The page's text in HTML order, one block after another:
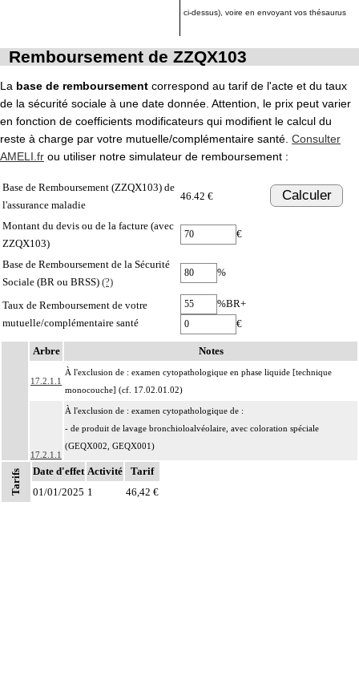
ci-dessus), voire en envoyant vos thésaurus
Remboursement de ZZQX103
La base de remboursement correspond au tarif de l'acte et du taux
de la sécurité sociale à une date donnée. Attention, le prix peut varier
en fonction de coefficients modificateurs qui modifient le calcul du
reste à charge par votre mutuelle/complémentaire santé. Consulter
AMELI.fr ou utiliser notre simulateur de remboursement :
Base de Remboursement (ZZQX103) de
l'assurance maladie
46.42 € Calculer
Montant du devis ou de la facture (avec
ZZQX103)
€
Base de Remboursement de la Sécurité
Sociale (BR ou BRSS) (?)
%
Taux de Remboursement de votre
mutuelle/complémentaire santé
%BR+
€
Arbre Notes
17.2.1.1
À l'exclusion de : examen cytopathologique en phase liquide [technique
monocouche] (cf. 17.02.01.02)
17.2.1.1
À l'exclusion de : examen cytopathologique de :
- de produit de lavage bronchioloalvéolaire, avec coloration spéciale
(GEQX002, GEQX001)
- prélèvement du col de l'utérus (JKQX001, JKQX027)
- de l'étalement de produit de brossage, de grattage ou d'écouvillonnage de la
peau ou de muqueuse (ZZQX107)
Tarifs Date d'effet Activité
Tarif
01/01/2025 1 46,42 €